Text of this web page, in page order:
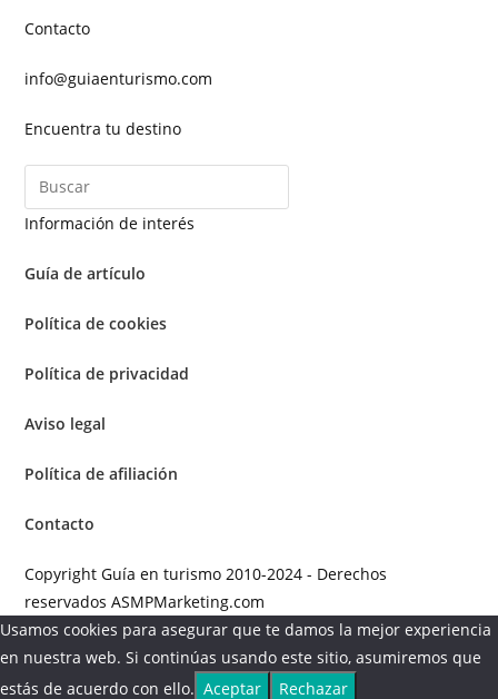
Contacto
info@guiaenturismo.com
Encuentra tu destino
Información de interés
Guía de artículo
Política de cookies
Política de privacidad
Aviso legal
Política de afiliación
Contacto
Copyright Guía en turismo 2010-2024 - Derechos
reservados ASMPMarketing.com
Usamos cookies para asegurar que te damos la mejor experiencia
en nuestra web. Si continúas usando este sitio, asumiremos que
estás de acuerdo con ello. Aceptar Rechazar